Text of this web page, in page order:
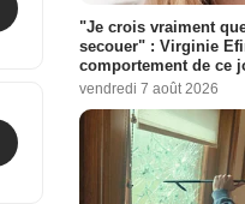
"Je crois vraiment
secouer" : Virginie
comportement de ce
vendredi 7 août 2026